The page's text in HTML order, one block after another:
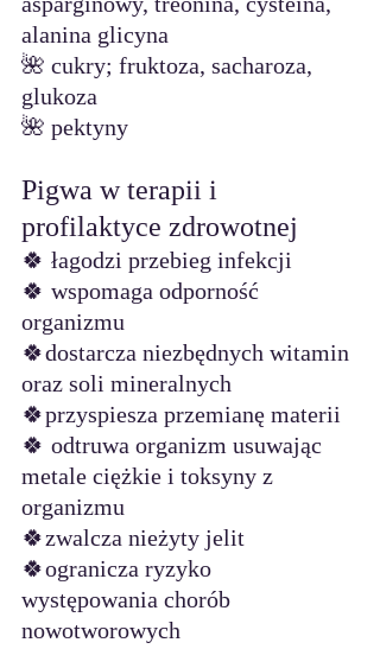
alanina glicyna
🌺 cukry; fruktoza, sacharoza,
glukoza
🌺 pektyny
Pigwa w terapii i
profilaktyce zdrowotnej
🍀 łagodzi przebieg infekcji
🍀 wspomaga odporność
organizmu
🍀dostarcza niezbędnych witamin
oraz soli mineralnych
🍀przyspiesza przemianę materii
🍀 odtruwa organizm usuwając
metale ciężkie i toksyny z
organizmu
🍀zwalcza nieżyty jelit
🍀ogranicza ryzyko
występowania chorób
nowotworowych